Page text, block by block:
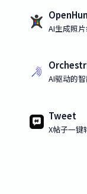
AI生成照
AI驱动的
Tweet
X帖子一键